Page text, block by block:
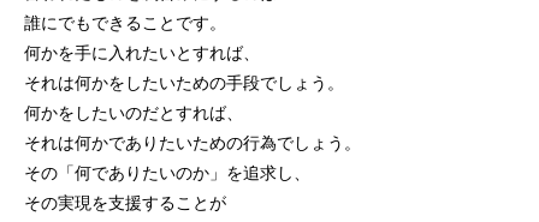
誰にでもできることです。
何かを手に入れたいとすれば、
それは何かをしたいための手段でしょう。
何かをしたいのだとすれば、
それは何かでありたいための行為でしょう。
その「何でありたいのか」を追求し、
その実現を支援することが